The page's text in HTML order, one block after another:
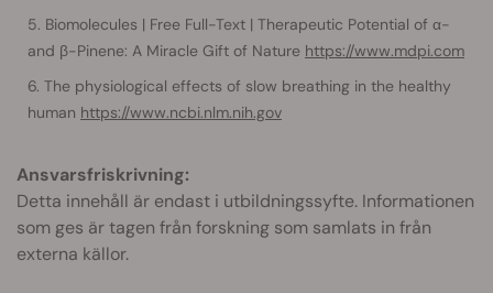
Biomolecules | Free Full-Text | Therapeutic Potential of α-
and β-Pinene: A Miracle Gift of Nature https://www.mdpi.com
The physiological effects of slow breathing in the healthy
human https://www.ncbi.nlm.nih.gov
Ansvarsfriskrivning:
Detta innehåll är endast i utbildningssyfte. Informationen
som ges är tagen från forskning som samlats in från
externa källor.